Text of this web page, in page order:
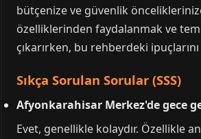
bütçenize ve güvenlik
özelliklerinden faydalanmak ve
çıkarırken, bu rehberdeki
Sıkça Sorulan Sorular (SSS)
Afyonkarahisar Merkez'de gece
Evet, genellikle kolaydır. Özellikle